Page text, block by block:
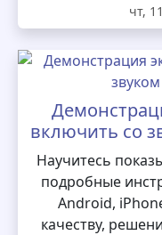
чт,
включить со
Научитесь
подробные
Android,
качеству,